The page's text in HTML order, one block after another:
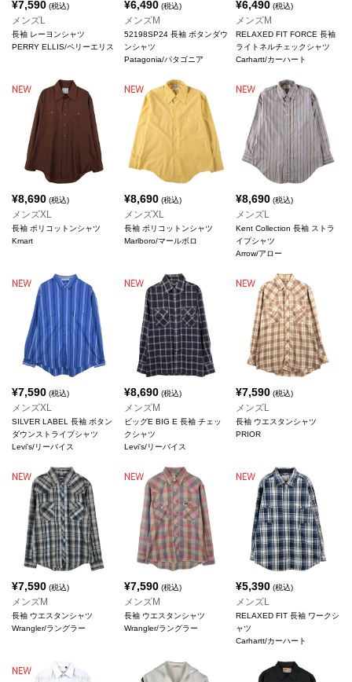
¥7,590 (税込)
メンズL
長袖 レーヨンシャツ
PERRY ELLIS/ペリーエリス
¥6,490(税込)
メンズM
52198SP24 長袖 ボタンダウ
ンシャツ
Patagonia/パタゴニア
¥6,490 (税込)
メンズM
RELAXED FIT FORCE 長袖
ライトネルチェックシャツ
Carhartt/カーハート
¥8,690 (税込)
メンズXL
長袖 ポリコットンシャツ
Kmart
¥8,690(税込)
メンズXL
長袖 ポリコットンシャツ
Marlboro/マールボロ
¥8,690 (税込)
メンズL
Kent Collection 長袖 ストラ
イプシャツ
Arrow/アロー
¥7,590 (税込)
メンズXL
SILVER LABEL 長袖 ボタン
ダウンストライプシャツ
Levi's/リーバイス
¥8,690(税込)
メンズM
ビッグE BIG E 長袖 チェッ
クシャツ
Levi's/リーバイス
¥7,590 (税込)
メンズL
長袖 ウエスタンシャツ
PRIOR
¥7,590 (税込)
メンズM
長袖 ウエスタンシャツ
Wrangler/ラングラー
¥7,590(税込)
メンズM
長袖 ウエスタンシャツ
Wrangler/ラングラー
¥5,390 (税込)
メンズL
RELAXED FIT 長袖 ワークシ
ャツ
Carhartt/カーハート